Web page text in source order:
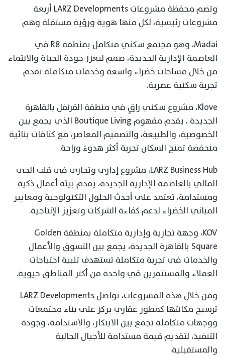
وتضم محفظة مشروعات LARZ Developments أربعة
مشروعات رئيسية، لكل منها هوية ورؤية مستقلة وهم
Madai، وهو مجتمع سكني متكامل بمنطقة R8 في
العاصمة الإدارية الجديدة، صمم ليعزز جودة الحياة والانتماء
من خلال مساحات خضراء واسعة وخدمات متكاملة تقدم
تجربة سكنية عصرية.
Klove، مشروع سكني راقٍ في منطقة القرنفل بالقاهرة
الجديدة ، يقدم مفهوم Boutique Living الذي يجمع بين
الخصوصية، والطبيعة، والتصميم المعاصر، مع كثافات بنائية
منخفضة تمنح السكان تجربة أكثر هدوءً وراحة.
LARZ Business Hub، مشروع إداري وتجاري في قلب الحي
المالي بالعاصمة الإدارية الجديدة، يقدم بيئة أعمال ذكية
ومستدامة، تعتمد على أحدث الحلول التكنولوجية ومعايير
المباني الخضراء لدعم كفاءة الشركات وتعزيز الإنتاجية.
KOV، وجهة تجارية وإدارية متكاملة بمنطقة Golden
Square بالقاهرة الجديدة، يجمع بين التسوق والأعمال
والخدمات في تجربة متكاملة تستهدف تلبية احتياجات
العملاء والمستثمرين في واحدة من أكثر المناطق حيوية.
ومن خلال هذه المشروعات، تواصل LARZ Developments
ترسيخ مكانتها كمطور عقاري يركز على بناء مجتمعات
ووجهات متكاملة تجمع بين الابتكار، والاستدامة، وجودة
التنفيذ، لتقديم قيمة مستدامة للأجيال الحالية
والمستقبلية.